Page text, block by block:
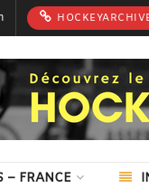
– FRANCE